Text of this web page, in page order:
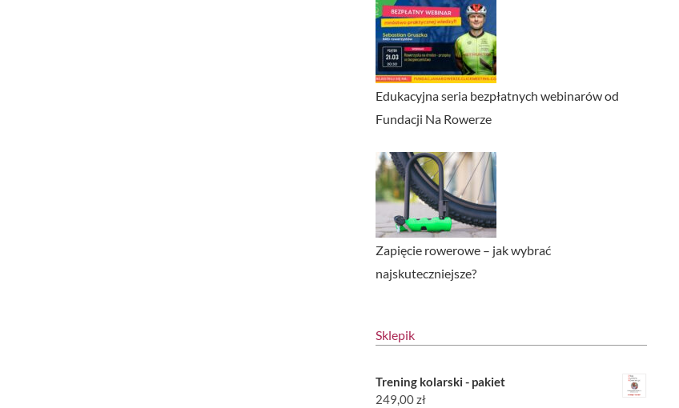
Edukacyjna seria bezpłatnych webinarów od
Fundacji Na Rowerze
Zapięcie rowerowe – jak wybrać
najskuteczniejsze?
Sklepik
Trening kolarski - pakiet
249,00zł